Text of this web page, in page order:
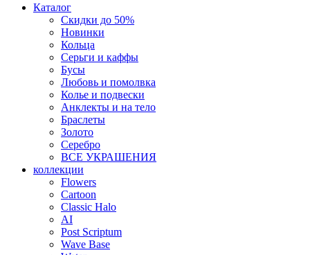
Каталог
Скидки до 50%
Новинки
Кольца
Серьги и каффы
Бусы
Любовь и помолвка
Колье и подвески
Анклекты и на тело
Браслеты
Золото
Серебро
ВСЕ УКРАШЕНИЯ
коллекции
Flowers
Cartoon
Classic Halo
AI
Post Scriptum
Wave Base